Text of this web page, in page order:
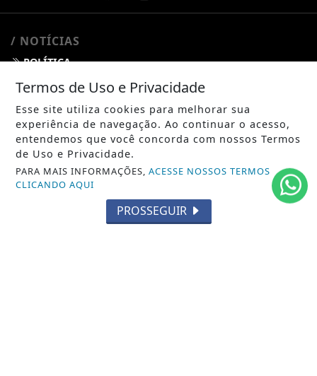
/ NOTÍCIAS
POLÍTICA
MUNDO
ENTRETENIMENTO
TECNOLOGIA
EDUCAÇÃO
Termos de Uso e Privacidade
Esse site utiliza cookies para melhorar sua
experiência de navegação. Ao continuar o acesso,
entendemos que você concorda com nossos Termos
de Uso e Privacidade.
PARA MAIS INFORMAÇÕES,ACESSE NOSSOS TERMOS
CLICANDO AQUI
PROSSEGUIR